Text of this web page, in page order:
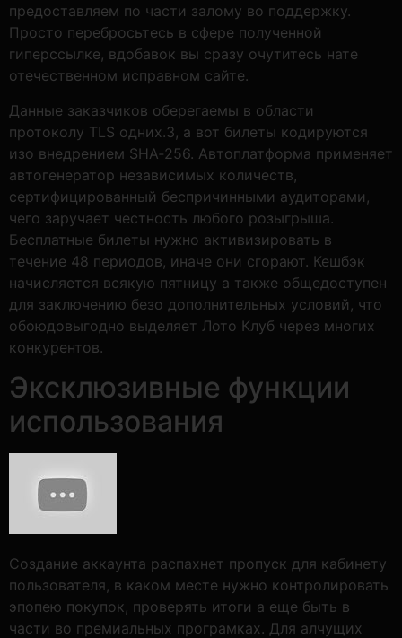
предоставляем по части залому во поддержку.
Просто перебросьтесь в сфере полученной
гиперссылке, вдобавок вы сразу очутитесь нате
отечественном исправном сайте.
Данные заказчиков оберегаемы в области
протоколу TLS одних.3, а вот билеты кодируются
изо внедрением SHA‑256. Автоплатформа применяет
автогенератор независимых количеств,
сертифицированный беспричинными аудиторами,
чего заручает честность любого розыгрыша.
Бесплатные билеты нужно активизировать в
течение 48 периодов, иначе они сгорают. Кешбэк
начисляется всякую пятницу а также общедоступен
для заключению безо дополнительных условий, что
обоюдовыгодно выделяет Лото Клуб через многих
конкурентов.
Эксклюзивные функции
использования
Создание аккаунта распахнет пропуск для кабинету
пользователя, в каком месте нужно контролировать
эпопею покупок, проверять итоги а еще быть в
части во премиальных програмках. Для алчущих